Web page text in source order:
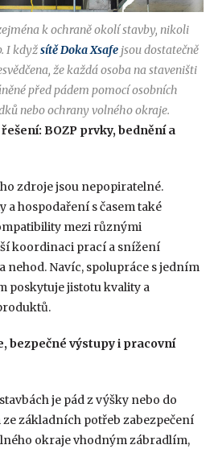
k ochraně okolí stavby, nikoli
I kdyžsítě Doka Xsafejsou dostatečně
že každá osoba na staveništi
před pádem pomocí osobních
nebo ochrany volného okraje.
BOZP prvky, bednění a
zdroje jsou nepopiratelné.
a hospodaření s časem také
mezi různými
koordinaci prací a snížení
nehod. Navíc, spolupráce s jedním
poskytuje jistotu kvality a
bezpečné výstupy i pracovní
je pád z výšky nebo do
základních potřeb zabezpečení
okraje vhodným zábradlím,